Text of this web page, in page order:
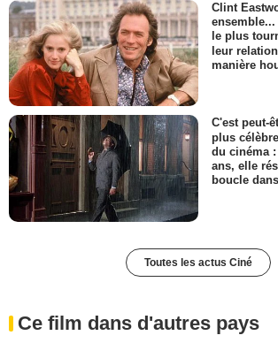
Clint
le plus
leur
manière
C'est peut-
plus
du cinéma
ans, elle
boucle
Toutes les actus Ciné
Ce film dans d'autres pays